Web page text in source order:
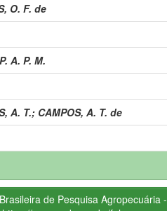
O. F. de
A. P. M.
A. T.; CAMPOS, A. T. de
de Pesquisa Agropecuária -